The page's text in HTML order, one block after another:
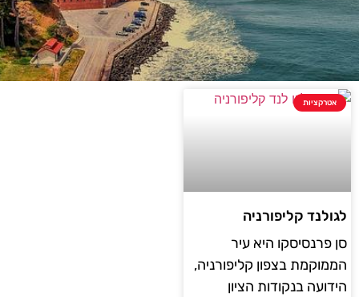
אטרקציות
לגולנד קליפורניה
סן פרנסיסקו היא עיר
הממוקמת בצפון קליפורניה,
הידועה בנקודות הציון